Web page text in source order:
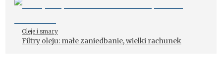
Oleje i smary
Filtry oleju: małe zaniedbanie, wielki rachunek